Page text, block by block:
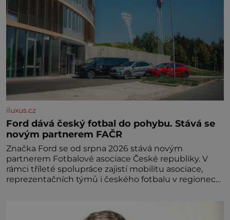
iluxus.cz
Ford dává český fotbal do pohybu. Stává se
novým partnerem FAČR
Značka Ford se od srpna 2026 stává novým
partnerem Fotbalové asociace České republiky. V
rámci tříleté spolupráce zajistí mobilitu asociace,
reprezentačních týmů i českého fotbalu v regionech.